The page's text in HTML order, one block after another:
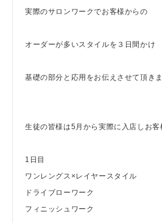
実際のサロンワークでお客様からの
オーダーが多いスタイルを３日間かけ
基礎の部分と応用をお伝えさせて頂きま
生徒の皆様は5月から実際に入店しお客
1日目
ワンレングス×レイヤースタイル
ドライブローワーク
フィニッシュワーク